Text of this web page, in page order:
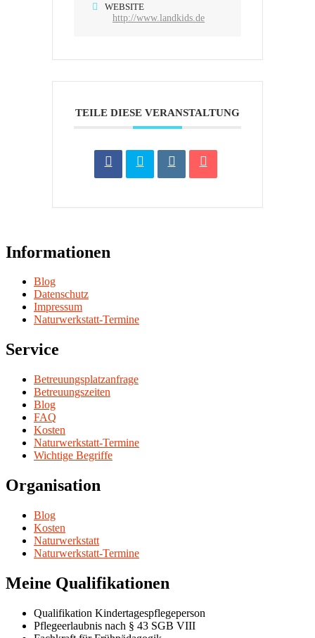
WEBSITE
http://www.landkids.de
TEILE DIESE VERANSTALTUNG
Informationen
Blog
Datenschutz
Impressum
Naturwerkstatt-Termine
Service
Betreuungsplatzanfrage
Betreuungszeiten
Blog
FAQ
Kosten
Naturwerkstatt-Termine
Wichtige Begriffe
Organisation
Blog
Kosten
Naturwerkstatt
Naturwerkstatt-Termine
Meine Qualifikationen
Qualifikation Kindertagespflegeperson
Pflegeerlaubnis nach § 43 SGB VIII